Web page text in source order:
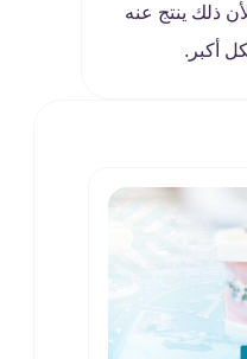
ذلك ينتج عنه
أكبر.